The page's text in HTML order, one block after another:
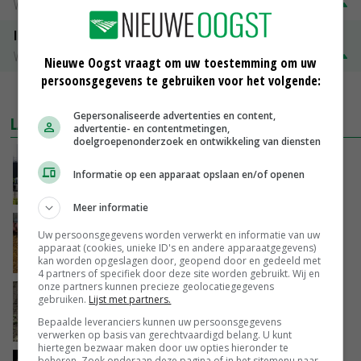
Vleesvarkens
ISN prijs Frankrijk
Vleesvarkens
€ 1,78 € 0,06
LAATSTE NIEUWS
juni
Frans onderzoekcentrum bestrijkt hele
varkensvleesketen
VANDAAG, 15:29
Emmeloord noteert eerste zaaiuien op
VANDAAG, 14:59
Nieuwe Oogst vraagt om uw toestemming om uw
persoonsgegevens te gebruiken voor het volgende:
Gepersonaliseerde advertenties en content,
advertentie- en contentmetingen,
doelgroepenonderzoek en ontwikkeling van diensten
Informatie op een apparaat opslaan en/of openen
Meer informatie
Uw persoonsgegevens worden verwerkt en informatie van uw
apparaat (cookies, unieke ID's en andere apparaatgegevens)
kan worden opgeslagen door, geopend door en gedeeld met
4 partners of specifiek door deze site worden gebruikt. Wij en
onze partners kunnen precieze geolocatiegegevens
gebruiken. Lijst met partners.
Bepaalde leveranciers kunnen uw persoonsgegevens
verwerken op basis van gerechtvaardigd belang. U kunt
hiertegen bezwaar maken door uw opties hieronder te